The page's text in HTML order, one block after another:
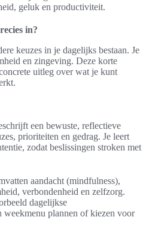
geluk en productiviteit.
in?
keuzes in je dagelijks bestaan. Je
en zingeving. Deze korte
uitleg over wat je kunt
een bewuste, reflectieve
prioriteiten en gedrag. Je leert
zodat beslissingen stroken met
aandacht (mindfulness),
verbondenheid en zelfzorg.
dagelijkse
weekmenu plannen of kiezen voor